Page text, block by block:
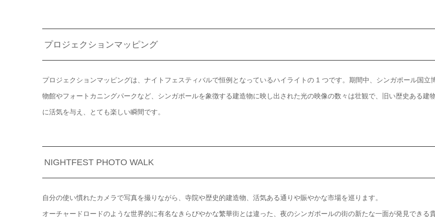
プロジェクションマッピング
プロジェクションマッピングは、ナイトフェスティバルで恒例となっているハイライトの 1 つです。期間中、シンガポール国立
物館やフォートカニングパークなど、シンガポールを象徴する建造物に映し出された光の映像の数々は壮観で、旧い歴史ある建
に活気を与え、とても楽しい瞬間です。
NIGHTFEST PHOTO WALK
自分の使い慣れたカメラで写真を撮りながら、寺院や歴史的建造物、活気ある通りや賑やかな市場を巡ります。
オーチャードロードのような世界的に有名なきらびやかな繁華街とは違った、夜のシンガポールの街の新たな一面が発見できる